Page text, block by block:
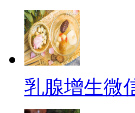
乳腺增生微